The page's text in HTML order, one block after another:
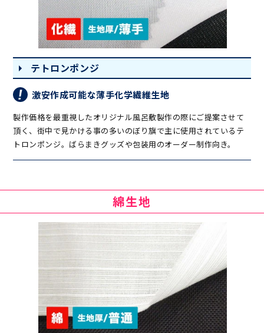
テトロンポンジ
激安作成可能な薄手化学繊維生地
製作価格を最重視したオリジナル風呂敷製作の際にご提案させて
頂く、街中で見かける事の多いのぼり旗で主に使用されているテ
トロンポンジ。ばらまきグッズや包装用のオーダー制作向き。
綿生地